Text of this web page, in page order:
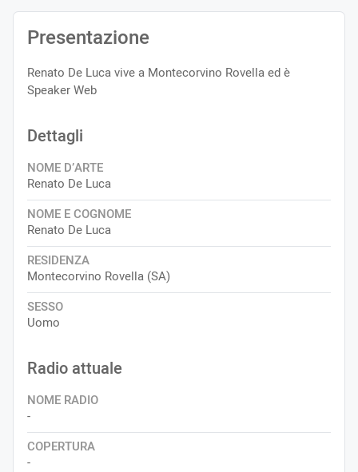
Presentazione
Renato De Luca vive a Montecorvino Rovella ed è
Speaker Web
Dettagli
NOME D’ARTE
Renato De Luca
NOME E COGNOME
Renato De Luca
RESIDENZA
Montecorvino Rovella (SA)
SESSO
Uomo
Radio attuale
NOME RADIO
-
COPERTURA
-